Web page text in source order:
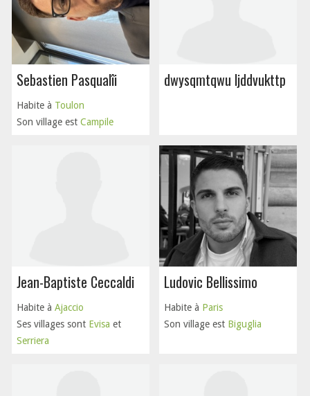
Sebastien Pasqualîi
Habite à Toulon
Son village est Campile
dwysqmtqwu ljddvukttp
Jean-Baptiste Ceccaldi
Habite à Ajaccio
Ses villages sont Evisa et
Serriera
Ludovic Bellissimo
Habite à Paris
Son village est Biguglia